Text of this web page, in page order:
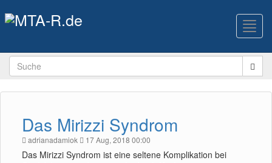
Das Mirizzi Syndrom
adrianadamiok 17 Aug, 2018 00:00
Das Mirizzi Syndrom ist eine seltene Komplikation bei